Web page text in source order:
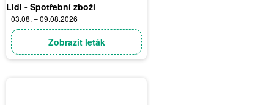
Lidl - Spotřební zboží
03.08. – 09.08.2026
Zobrazit leták